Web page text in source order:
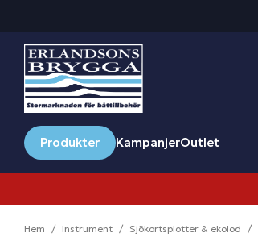
Produkter KampanjerOutlet
Hem Instrument Sjökortsplotter & ekolod